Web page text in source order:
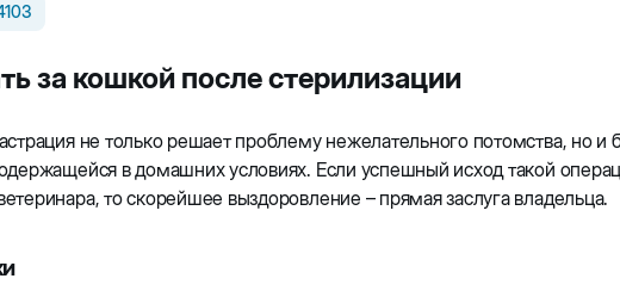
за кошкой после стерилизации
не только решает проблему нежелательного потомства, но и
в домашних условиях. Если успешный исход такой
то скорейшее выздоровление – прямая заслуга владельца.